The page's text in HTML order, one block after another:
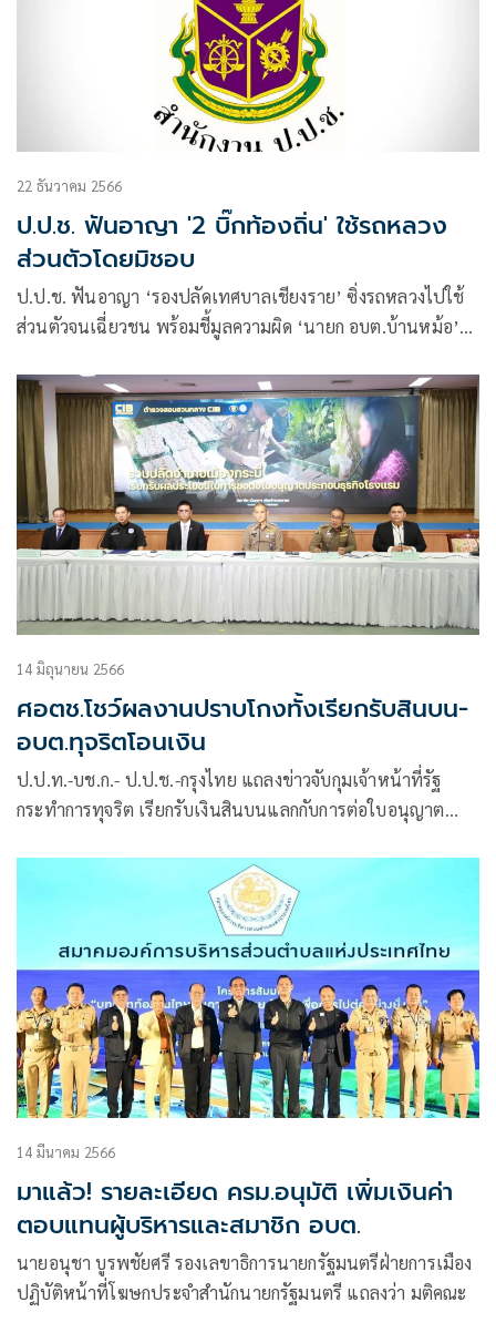
22 ธันวาคม 2566
ป.ป.ช. ฟันอาญา '2 บิ๊กท้องถิ่น' ใช้รถหลวง
ส่วนตัวโดยมิชอบ
ป.ป.ช. ฟันอาญา ‘รองปลัดเทศบาลเชียงราย’ ซิ่งรถหลวงไปใช้
ส่วนตัวจนเฉี่ยวชน พร้อมชี้มูลความผิด ‘นายก อบต.บ้านหม้อ’
14 มิถุนายน 2566
ศอตช.โชว์ผลงานปราบโกงทั้งเรียกรับสินบน-
อบต.ทุจริตโอนเงิน
ป.ป.ท.-บช.ก.- ป.ป.ช.-กรุงไทย แถลงข่าวจับกุมเจ้าหน้าที่รัฐ
กระทำการทุจริต เรียกรับเงินสินบนแลกกับการต่อใบอนุญาต
14 มีนาคม 2566
มาแล้ว! รายละเอียด ครม.อนุมัติ เพิ่มเงินค่า
ตอบแทนผู้บริหารและสมาชิก อบต.
นายอนุชา บูรพชัยศรี รองเลขาธิการนายกรัฐมนตรีฝ่ายการเมือง
ปฏิบัติหน้าที่โฆษกประจำสำนักนายกรัฐมนตรี แถลงว่า มติคณะ